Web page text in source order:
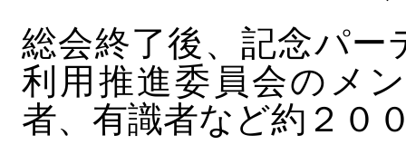
総会終了後、記念パー
利用推進委員会のメ
者、有識者など約２０